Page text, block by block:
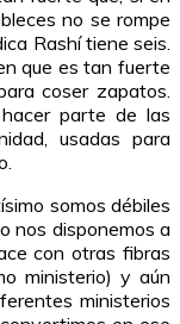
no se rompe
Rashí tiene seis.
que es tan fuerte
coser zapatos.
parte de las
usadas para
somos débiles
nos disponemos a
con otras fibras
ministerio) y aún
ministerios